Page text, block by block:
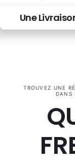
Une
TROUVEZ UNE
DANS